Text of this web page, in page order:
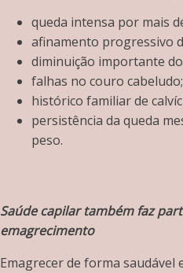
queda intensa por mais
afinamento progressivo
diminuição importante
falhas no couro cabeludo;
histórico familiar de
persistência da queda
peso.
Saúde capilar também faz
emagrecimento
Emagrecer de forma saudável